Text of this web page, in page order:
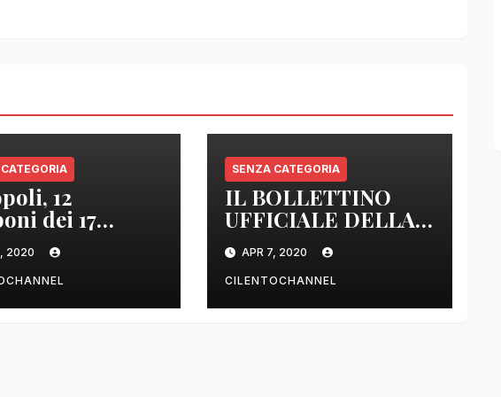
12
dei 17
sono
2020
SENZA CATEGORIA
IL BOLLETTINO
UFFICIALE DELLA
REGIONE
CAMPANIA DELLE
ORE 22.00
APR 7, 2020
CILENTOCHANNEL